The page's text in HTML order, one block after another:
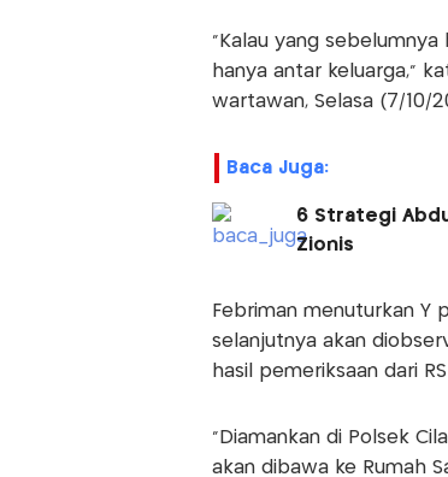
“Kalau yang
hanya antar keluarga,”
wartawan, Selasa (7/10/
Baca Juga:
6 Strategi
Zionis
Febriman menuturkan Y
selanjutnya akan
hasil pemeriksaan dari
"Diamankan di Polsek
akan dibawa ke Rumah